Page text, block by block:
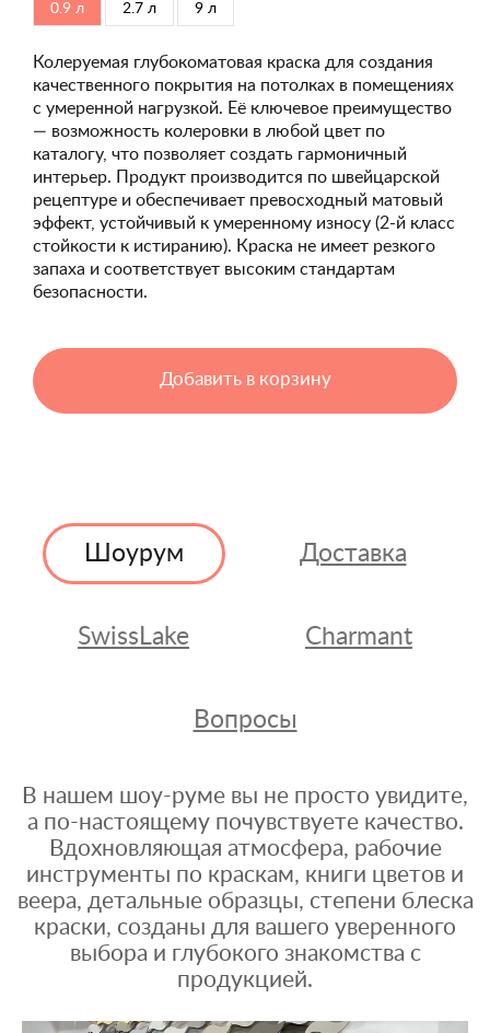
0.9 л 2.7 л 9 л
Колеруемая глубокоматовая краска для создания
качественного покрытия на потолках в помещениях
с умеренной нагрузкой. Её ключевое преимущество
— возможность колеровки в любой цвет по
каталогу, что позволяет создать гармоничный
интерьер. Продукт производится по швейцарской
рецептуре и обеспечивает превосходный матовый
эффект, устойчивый к умеренному износу (2-й класс
стойкости к истиранию). Краска не имеет резкого
запаха и соответствует высоким стандартам
безопасности.
Добавить в корзину
Шоурум Доставка
SwissLake Charmant
Вопросы
В нашем шоу-руме вы не просто увидите,
а по-настоящему почувствуете качество.
Вдохновляющая атмосфера, рабочие
инструменты по краскам, книги цветов и
веера, детальные образцы, степени блеска
краски, созданы для вашего уверенного
выбора и глубокого знакомства с
продукцией.